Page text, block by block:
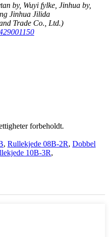
by, Wuyi fylke, Jinhua by,
Jinhua Jilida
Trade Co., Ltd.)
forbeholdt.
, Rullekjede 08B-2R, Dobbel
10B-3R,